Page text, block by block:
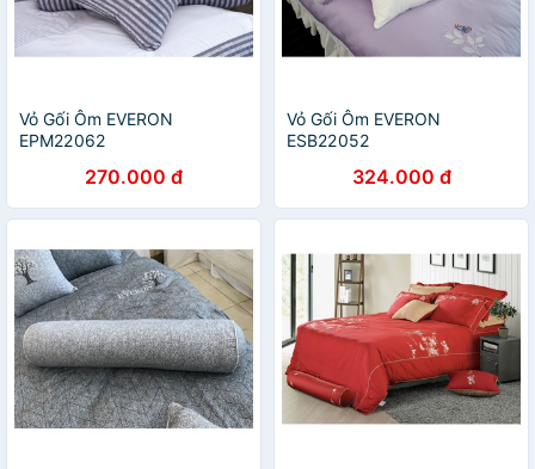
Vỏ Gối Ôm EVERON
EPM22062
270.000 đ
Vỏ Gối Ôm EVERON
ESB22052
324.000 đ